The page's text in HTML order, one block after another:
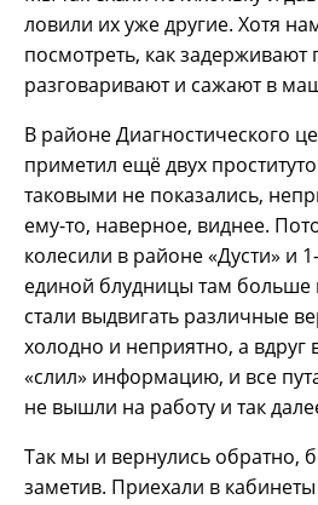
ловили их уже другие. Хотя
посмотреть, как задерживают
разговаривают и сажают в
В районе Диагностического
приметил ещё двух
таковыми не показались,
ему-то, наверное, виднее.
колесили в районе «Дусти» и
единой блудницы там больше
стали выдвигать различные
холодно и неприятно, а вдруг
«слил» информацию, и все
не вышли на работу и так
Так мы и вернулись обратно,
заметив. Приехали в